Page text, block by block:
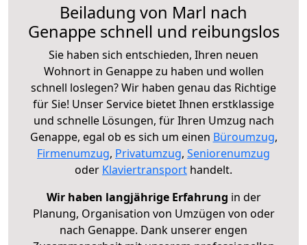
Beiladung von Marl nach
Genappe schnell und reibungslos
Sie haben sich entschieden, Ihren neuen
Wohnort in Genappe zu haben und wollen
schnell loslegen? Wir haben genau das Richtige
für Sie! Unser Service bietet Ihnen erstklassige
und schnelle Lösungen, für Ihren Umzug nach
Genappe, egal ob es sich um einen Büroumzug,
Firmenumzug, Privatumzug, Seniorenumzug
oder Klaviertransport handelt.
Wir haben langjährige Erfahrung in der
Planung, Organisation von Umzügen von oder
nach Genappe. Dank unserer engen